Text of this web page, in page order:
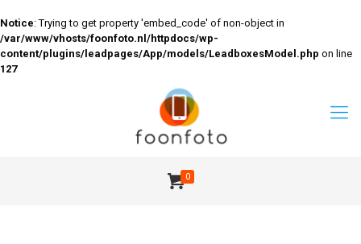
Notice: Trying to get property 'embed_code' of non-object in
/var/www/vhosts/foonfoto.nl/httpdocs/wp-
content/plugins/leadpages/App/models/LeadboxesModel.php on line
127
0